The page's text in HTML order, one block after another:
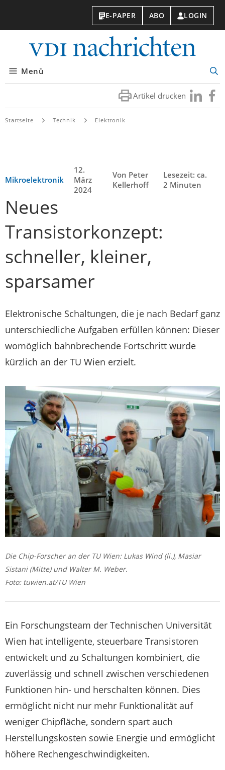
E-PAPER ABO LOGIN
Menü
Artikel drucken Besuchen
Sie
Sie
Startseite Technik Elektronik
Mikroelektronik
12.
März
2024
Von Peter
Kellerhoff
Lesezeit: ca.
2 Minuten
Neues
Transistorkonzept:
schneller, kleiner,
sparsamer
Elektronische Schaltungen, die je nach Bedarf ganz
unterschiedliche Aufgaben erfüllen können: Dieser
womöglich bahnbrechende Fortschritt wurde
kürzlich an der TU Wien erzielt.
Die Chip-Forscher an der TU Wien: Lukas Wind (li.), Masiar
Sistani (Mitte) und Walter M. Weber.
Foto: tuwien.at/TU Wien
Ein Forschungsteam der Technischen Universität
Wien hat intelligente, steuerbare Transistoren
entwickelt und zu Schaltungen kombiniert, die
zuverlässig und schnell zwischen verschiedenen
Funktionen hin- und herschalten können. Dies
ermöglicht nicht nur mehr Funktionalität auf
weniger Chipfläche, sondern spart auch
Herstellungskosten sowie Energie und ermöglicht
höhere Rechengeschwindigkeiten.